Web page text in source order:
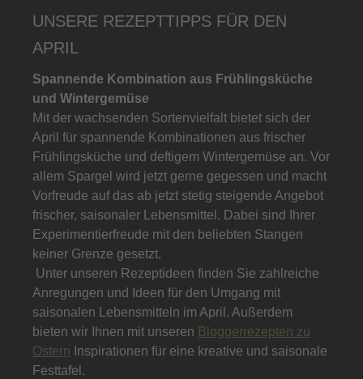
UNSERE REZEPTTIPPS FÜR DEN
APRIL
Spannende Kombination aus Frühlingsküche
und Wintergemüse
Mit der wachsenden Sortenvielfalt bietet sich der
April für spannende Kombinationen aus frischer
Frühlingsküche und deftigem Wintergemüse an. Vor
allem Spargel wird jetzt gerne gegessen und macht
Vorfreude auf das ab jetzt stetig steigende Angebot
frischer, saisonaler Lebensmittel. Dabei sind Ihrer
Experimentierfreude mit den beliebten Stangen
keiner Grenze gesetzt.
Unter unseren Rezeptideen finden Sie zahlreiche
Anregungen und Ideen für den Umgang mit
saisonalen Lebensmitteln im April. Außerdem
bieten wir Ihnen mit unseren Bloggerrezepten zu
Ostern Inspirationen für eine kreative und saisonale
Festtafel.